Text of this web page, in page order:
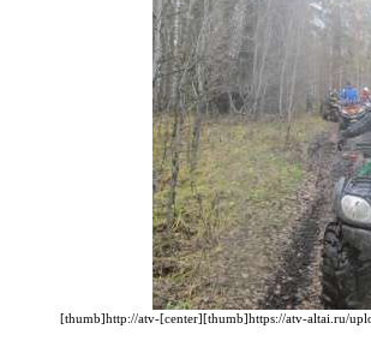
[thumb]http://atv-[center][thumb]https://atv-altai.ru/